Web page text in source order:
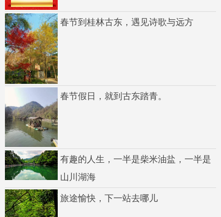
春节到桂林古东，遇见诗歌与远方
春节假日，就到古东踏青。
有趣的人生，一半是柴米油盐，一半是
山川湖海
旅途愉快，下一站去哪儿